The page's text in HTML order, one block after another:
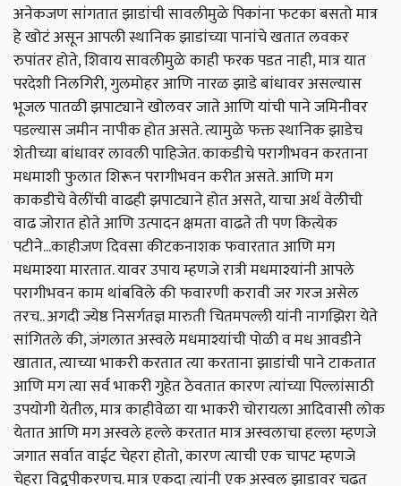
अनेकजण सांगतात झाडांची सावलीमुळे पिकांना फटका बसतो मात्र
हे खोटं असून आपली स्थानिक झाडांच्या पानांचे खतात लवकर
रुपांतर होते, शिवाय सावलीमुळे काही फरक पडत नाही, मात्र यात
परदेशी निलगिरी, गुलमोहर आणि नारळ झाडे बांधावर असल्यास
भूजल पातळी झपाट्याने खोलवर जाते आणि यांची पाने जमिनीवर
पडल्यास जमीन नापीक होत असते. त्यामुळे फक्त स्थानिक झाडेच
शेतीच्या बांधावर लावली पाहिजेत. काकडीचे परागीभवन करताना
मधमाशी फुलात शिरून परागीभवन करीत असते. आणि मग
काकडीचे वेलींची वाढही झपाट्याने होत असते, याचा अर्थ वेलीची
वाढ जोरात होते आणि उत्पादन क्षमता वाढते ती पण कित्येक
पटीने...काहीजण दिवसा कीटकनाशक फवारतात आणि मग
मधमाश्या मारतात. यावर उपाय म्हणजे रात्री मधमाश्यांनी आपले
परागीभवन काम थांबविले की फवारणी करावी जर गरज असेल
तरच.. अगदी ज्येष्ठ निसर्गतज्ञ मारुती चितमपल्ली यांनी नागझिरा येते
सांगितले की, जंगलात अस्वले मधमाश्यांची पोळी व मध आवडीने
खातात, त्याच्या भाकरी करतात त्या करताना झाडांची पाने टाकतात
आणि मग त्या सर्व भाकरी गुहेत ठेवतात कारण त्यांच्या पिल्लांसाठी
उपयोगी येतील, मात्र काहीवेळा या भाकरी चोरायला आदिवासी लोक
येतात आणि मग अस्वले हल्ले करतात मात्र अस्वलाचा हल्ला म्हणजे
जगात सर्वात वाईट चेहरा होतो, कारण त्याची एक चापट म्हणजे
चेहरा विद्रुपीकरणच. मात्र एकदा त्यांनी एक अस्वल झाडावर चढत